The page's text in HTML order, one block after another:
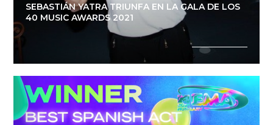
SEBASTIÁN YATRA TRIUNFA EN LA GALA DE LOS
40 MUSIC AWARDS 2021